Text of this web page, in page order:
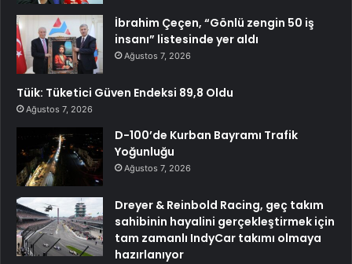
İbrahim Çeçen, “Gönlü zengin 50 iş
insanı” listesinde yer aldı
Ağustos 7, 2026
Tüik: Tüketici Güven Endeksi 89,8 Oldu
Ağustos 7, 2026
D-100’de Kurban Bayramı Trafik
Yoğunluğu
Ağustos 7, 2026
Dreyer & Reinbold Racing, geç takım
sahibinin hayalini gerçekleştirmek için
tam zamanlı IndyCar takımı olmaya
hazırlanıyor